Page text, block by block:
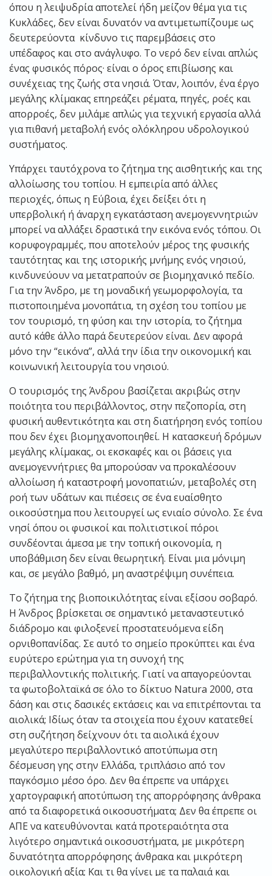
όπου η λειψυδρία αποτελεί ήδη μείζον θέμα για τις
Κυκλάδες, δεν είναι δυνατόν να αντιμετωπίζουμε ως
δευτερεύοντα κίνδυνο τις παρεμβάσεις στο
υπέδαφος και στο ανάγλυφο. Το νερό δεν είναι απλώς
ένας φυσικός πόρος· είναι ο όρος επιβίωσης και
συνέχειας της ζωής στα νησιά. Όταν, λοιπόν, ένα έργο
μεγάλης κλίμακας επηρεάζει ρέματα, πηγές, ροές και
απορροές, δεν μιλάμε απλώς για τεχνική εργασία αλλά
για πιθανή μεταβολή ενός ολόκληρου υδρολογικού
συστήματος.
Υπάρχει ταυτόχρονα το ζήτημα της αισθητικής και της
αλλοίωσης του τοπίου. Η εμπειρία από άλλες
περιοχές, όπως η Εύβοια, έχει δείξει ότι η
υπερβολική ή άναρχη εγκατάσταση ανεμογεννητριών
μπορεί να αλλάξει δραστικά την εικόνα ενός τόπου. Οι
κορυφογραμμές, που αποτελούν μέρος της φυσικής
ταυτότητας και της ιστορικής μνήμης ενός νησιού,
κινδυνεύουν να μετατραπούν σε βιομηχανικό πεδίο.
Για την Άνδρο, με τη μοναδική γεωμορφολογία, τα
πιστοποιημένα μονοπάτια, τη σχέση του τοπίου με
τον τουρισμό, τη φύση και την ιστορία, το ζήτημα
αυτό κάθε άλλο παρά δευτερεύον είναι. Δεν αφορά
μόνο την “εικόνα”, αλλά την ίδια την οικονομική και
κοινωνική λειτουργία του νησιού.
Ο τουρισμός της Άνδρου βασίζεται ακριβώς στην
ποιότητα του περιβάλλοντος, στην πεζοπορία, στη
φυσική αυθεντικότητα και στη διατήρηση ενός τοπίου
που δεν έχει βιομηχανοποιηθεί. Η κατασκευή δρόμων
μεγάλης κλίμακας, οι εκσκαφές και οι βάσεις για
ανεμογεννήτριες θα μπορούσαν να προκαλέσουν
αλλοίωση ή καταστροφή μονοπατιών, μεταβολές στη
ροή των υδάτων και πιέσεις σε ένα ευαίσθητο
οικοσύστημα που λειτουργεί ως ενιαίο σύνολο. Σε ένα
νησί όπου οι φυσικοί και πολιτιστικοί πόροι
συνδέονται άμεσα με την τοπική οικονομία, η
υποβάθμιση δεν είναι θεωρητική. Είναι μια μόνιμη
και, σε μεγάλο βαθμό, μη αναστρέψιμη συνέπεια.
Το ζήτημα της βιοποικιλότητας είναι εξίσου σοβαρό.
Η Άνδρος βρίσκεται σε σημαντικό μεταναστευτικό
διάδρομο και φιλοξενεί προστατευόμενα είδη
ορνιθοπανίδας. Σε αυτό το σημείο προκύπτει και ένα
ευρύτερο ερώτημα για τη συνοχή της
περιβαλλοντικής πολιτικής. Γιατί να απαγορεύονται
τα φωτοβολταϊκά σε όλο το δίκτυο Natura 2000, στα
δάση και στις δασικές εκτάσεις και να επιτρέπονται τα
αιολικά; Ιδίως όταν τα στοιχεία που έχουν κατατεθεί
στη συζήτηση δείχνουν ότι τα αιολικά έχουν
μεγαλύτερο περιβαλλοντικό αποτύπωμα στη
δέσμευση γης στην Ελλάδα, τριπλάσιο από τον
παγκόσμιο μέσο όρο. Δεν θα έπρεπε να υπάρχει
χαρτογραφική αποτύπωση της απορρόφησης άνθρακα
από τα διαφορετικά οικοσυστήματα; Δεν θα έπρεπε οι
ΑΠΕ να κατευθύνονται κατά προτεραιότητα στα
λιγότερο σημαντικά οικοσυστήματα, με μικρότερη
δυνατότητα απορρόφησης άνθρακα και μικρότερη
οικολογική αξία; Και τι θα γίνει με τα παλαιά και